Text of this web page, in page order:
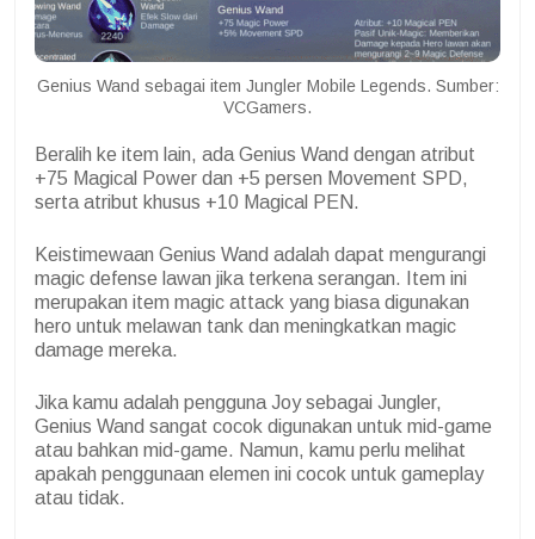
Genius Wand sebagai item Jungler Mobile Legends. Sumber:
VCGamers.
Beralih ke item lain, ada Genius Wand dengan atribut
+75 Magical Power dan +5 persen Movement SPD,
serta atribut khusus +10 Magical PEN.
Keistimewaan Genius Wand adalah dapat mengurangi
magic defense lawan jika terkena serangan. Item ini
merupakan item magic attack yang biasa digunakan
hero untuk melawan tank dan meningkatkan magic
damage mereka.
Jika kamu adalah pengguna Joy sebagai Jungler,
Genius Wand sangat cocok digunakan untuk mid-game
atau bahkan mid-game. Namun, kamu perlu melihat
apakah penggunaan elemen ini cocok untuk gameplay
atau tidak.